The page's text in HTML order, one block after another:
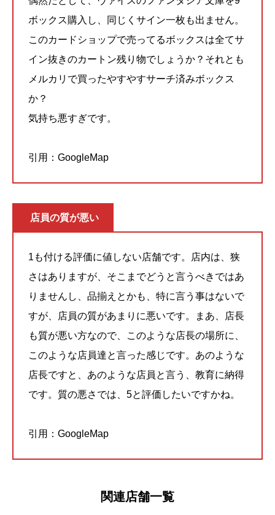
ボックス購入し、同じくサイン一枚も出ません。
このカードショップで売ってるボックスは全てサ
イン抜きのカートン残り物でしょうか？それとも
メルカリで買ったやすやすサーチ済みボックス
か？
気持ち悪すぎです。
引用：GoogleMap
店員の質が悪い
1も付ける評価に値しない店舗です。店内は、狭
さはありますが、そこまでどうと言うべきではあ
りませんし、品揃えとかも、特に言う事はないで
すが、店員の質があまりに悪いです。まあ、店長
も質が悪い方なので、このような店長の場所に、
このような店員達と言った感じです。あのような
店長ですと、あのような店員と言う、教育に納得
です。質の悪さでは、5と評価したいですかね。
引用：GoogleMap
関連店舗一覧